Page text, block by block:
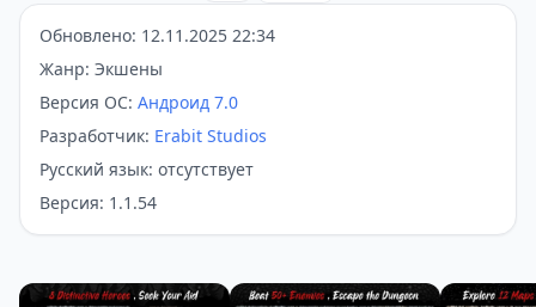
Обновлено: 12.11.2025 22:34
Жанр: Экшены
Версия ОС: Андроид 7.0
Разработчик: Erabit Studios
Русский язык: отсутствует
Версия: 1.1.54